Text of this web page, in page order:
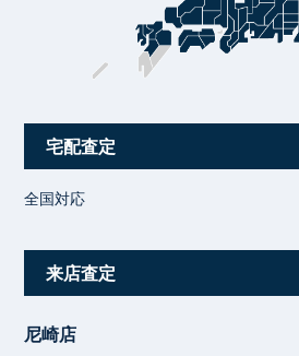
宅配査定
全国対応
来店査定
尼崎店